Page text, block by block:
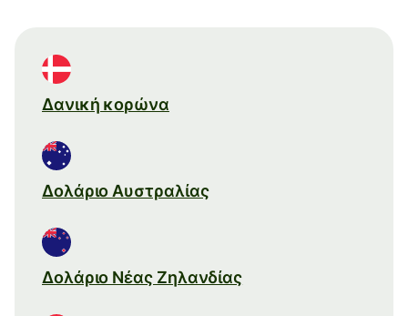
Δανική κορώνα
Δολάριο Αυστραλίας
Δολάριο Νέας Ζηλανδίας